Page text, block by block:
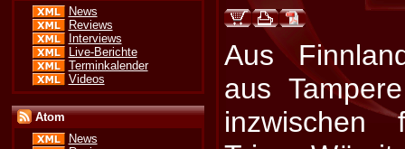
News
Reviews
Interviews
Live-Berichte
Terminkalender
Videos
Atom
News
Aus
aus
inzwischen